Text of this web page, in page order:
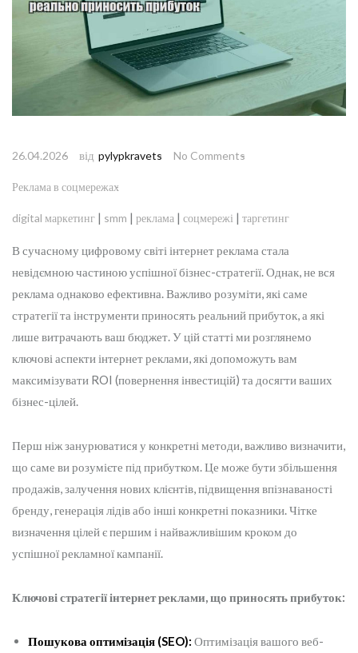
26.04.2026 від pylypkravets No Comments
Реклама в соцмережах
digital маркетинг | smm | реклама | соцмережі | таргетинг
В сучасному цифровому світі інтернет реклама стала
невідємною частиною успішної бізнес-стратегії. Однак, не вся
реклама однаково ефективна. Важливо розуміти, які саме
стратегії та інструменти приносять реальний прибуток, а які
лише витрачають ваш бюджет. У цій статті ми розглянемо
ключові аспекти інтернет реклами, які допоможуть вам
максимізувати ROI (повернення інвестицій) та досягти ваших
бізнес-цілей.
Перш ніж занурюватися у конкретні методи, важливо визначити,
що саме ви розумієте під прибутком. Це може бути збільшення
продажів, залучення нових клієнтів, підвищення впізнаваності
бренду, генерація лідів або інші конкретні показники. Чітке
визначення цілей є першим і найважливішим кроком до
успішної рекламної кампанії.
Ключові стратегії інтернет реклами, що приносять прибуток:
Пошукова оптимізація (SEO): Оптимізація вашого веб-